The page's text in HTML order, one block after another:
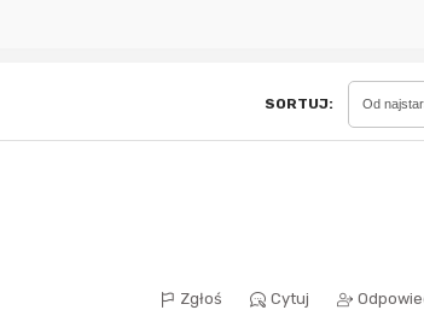
SORTUJ: Od
Zgłoś Cytuj